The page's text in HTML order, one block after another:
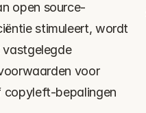
open source-
stimuleert, wordt
vastgelegde
voor
copyleft-bepalingen